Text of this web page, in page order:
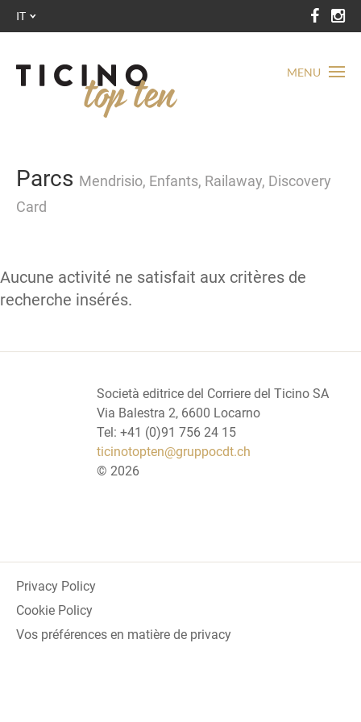
MENU
IT
Parcs Mendrisio, Enfants, Railaway, Discovery
Card
Aucune activité ne satisfait aux critères de
recherche insérés.
Società editrice del Corriere del Ticino SA
Via Balestra 2, 6600 Locarno
Tel: +41 (0)91 756 24 15
ticinotopten@gruppocdt.ch
© 2026
Privacy Policy
Cookie Policy
Vos préférences en matière de privacy